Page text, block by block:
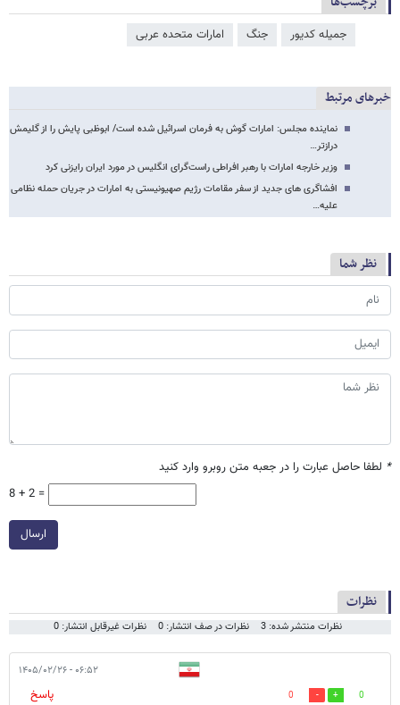
جمیله کدیور جنگ امارات متحده عربی
خبرهای مرتبط
نماینده مجلس: امارات گوش به فرمان اسرائیل شده است/ ابوظبی پایش را از گلیمش
درازتر…
وزیر خارجه امارات با رهبر افراطی راست‌گرای انگلیس در مورد ایران رایزنی کرد
افشاگری های جدید از سفر مقامات رژیم صهیونیستی به امارات در جریان حمله نظامی
علیه…
نظر شما
* لطفا حاصل عبارت را در جعبه متن روبرو وارد کنید
8 + 2 =
ارسال
نظرات
نظرات منتشر شده: 3 نظرات در صف انتشار: 0 نظرات غیرقابل انتشار: 0
۰۶:۵۲ - ۱۴۰۵/۰۲/۲۶
0
0
پاسخ